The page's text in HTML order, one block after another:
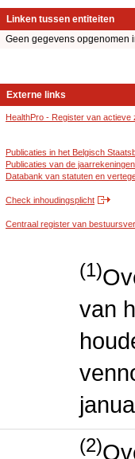
Linken tussen entiteiten
Geen gegevens opgenomen
Externe links
HealthPro - Register van
Publicaties in het Belgisch
Publicaties van de
Databank van statuten en
Check inhoudingsplicht
Centraal register van
(1)
van
(2)